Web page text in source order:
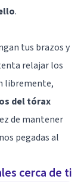
.
tus brazos y
relajar los
libremente,
del tórax
de mantener
pegadas al
cerca de ti